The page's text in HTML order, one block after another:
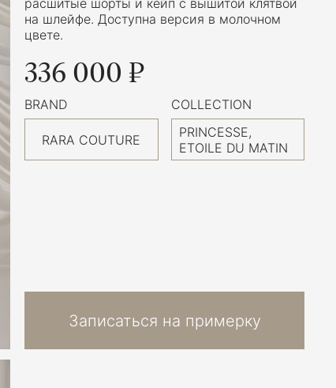
расшитые шорты и кейп с вышитой клятвой
на шлейфе. Доступна версия в молочном
цвете.
336 000 ₽
BRAND
RARA COUTURE
COLLECTION
PRINCESSE,
ETOILE DU MATIN
Записаться на примерку